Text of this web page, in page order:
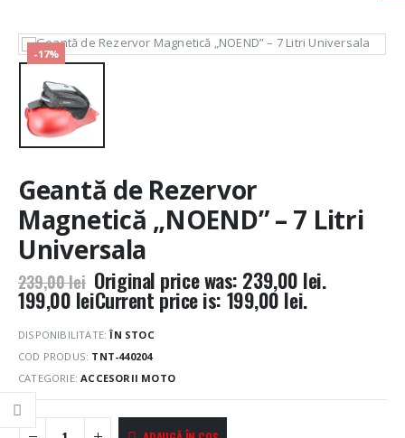
-17%
Geantă de Rezervor
Magnetică „NOEND” – 7 Litri
Universala
239,00lei Original price was: 239,00 lei.
199,00leiCurrent price is: 199,00 lei.
DISPONIBILITATE:ÎN STOC
COD PRODUS: TNT-440204
CATEGORIE:ACCESORII MOTO